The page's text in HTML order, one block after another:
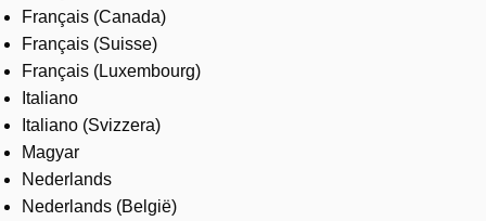
Français (Canada)
Français (Suisse)
Français (Luxembourg)
Italiano
Italiano (Svizzera)
Magyar
Nederlands
Nederlands (België)